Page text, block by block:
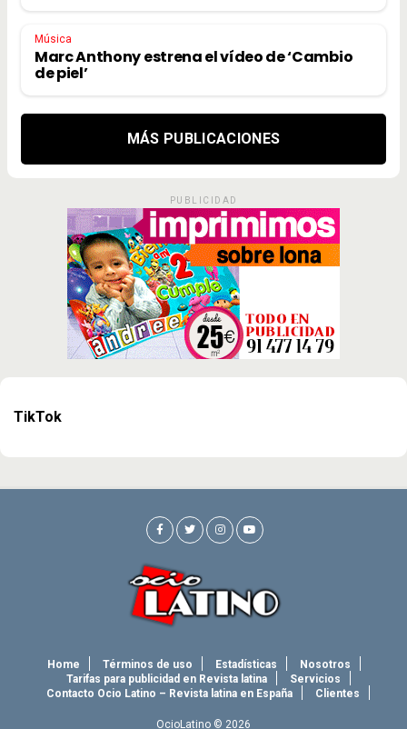
Música
Marc Anthony estrena el vídeo de ‘Cambio
de piel’
MÁS PUBLICACIONES
PUBLICIDAD
TikTok
Home Términos de uso Estadísticas
Nosotros
Tarifas para publicidad en Revista latina
Servicios
Contacto Ocio Latino – Revista latina en España
Clientes
OcioLatino © 2026